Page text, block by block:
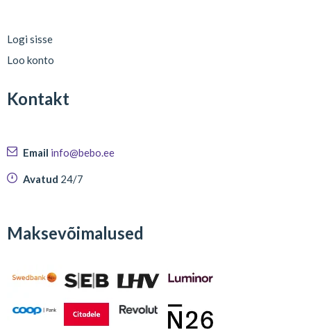
Logi sisse
Loo konto
Kontakt
Email info@bebo.ee
Avatud 24/7
Maksevõimalused